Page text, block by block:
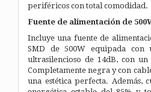
periféricos con total comodidad.
Fuente de alimentación de
Incluye una fuente de
SMD de 500W equipada con
ultrasilencioso de 14dB, con un
Completamente negra y con
una estética perfecta. Además,